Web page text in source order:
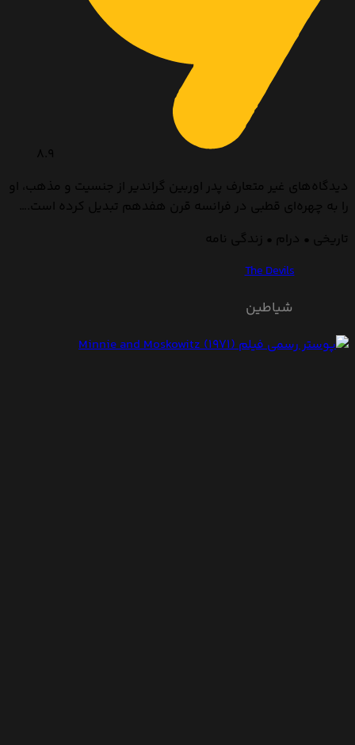
8.9
دیدگاه‌های غیر متعارف پدر اوربین گراندیر از جنسیت و مذهب، او
را به چهره‌ای قطبی در فرانسه قرن هفدهم تبدیل کرده است.…
تاریخی • درام • زندگی نامه
The Devils
شیاطین